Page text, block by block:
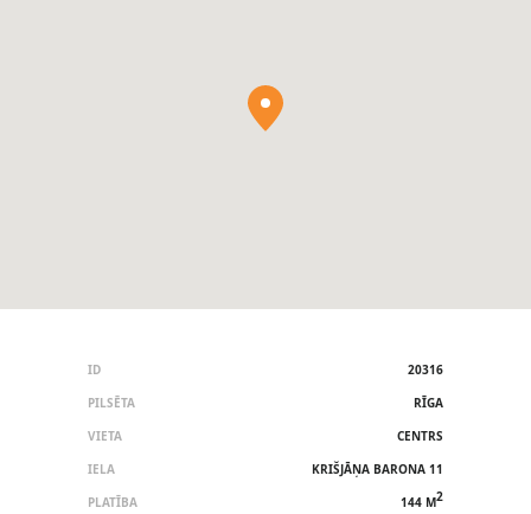
ID
20316
PILSĒTA
RĪGA
VIETA
CENTRS
IELA
KRIŠJĀŅA BARONA 11
PLATĪBA
144 M2